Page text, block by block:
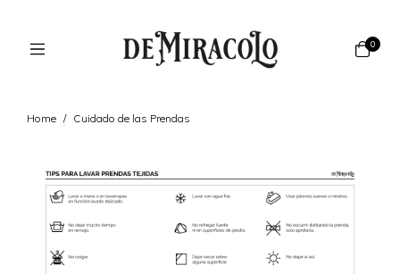
0
Home / Cuidado de las Prendas